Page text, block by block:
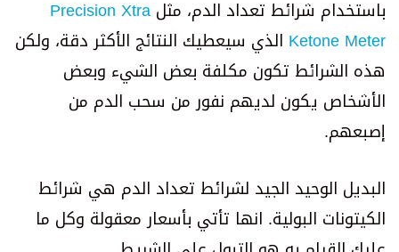
باستخدام شرائط تعداد الدم، مثل Precision Xtra
Ketone Meter الذي سيعطيك النتائج الأكثر دقة، ولكن
هذه الشرائط تكون مكلفة بعض الشيء وبعض
الأشخاص يكون لديهم نفور من سحب الدم من
إصبعهم.
البديل الوحيد الجيد لشرائط تعداد الدم هي شرائط
الكيتونات البولية. انها تأتي بأسعار معقولة وكل ما